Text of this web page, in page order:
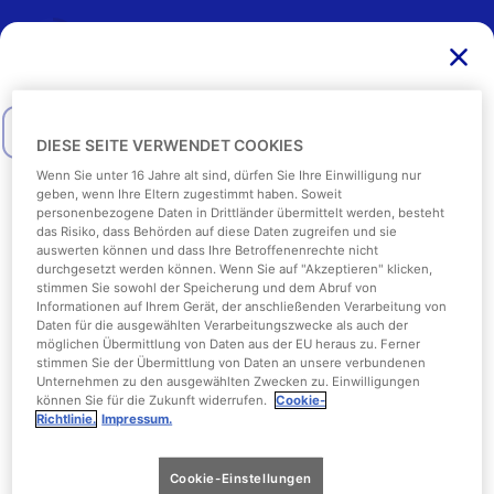
Vorrat reicht!
Alle anzeigen Parken
August2026
Mo Die Mi Do Fre Sa So
1 2
3 4 5 6 7 8 9
10 11 12 13 14 15 16
17 18
26 27
Datenschutzerklärung
Geschäftsbedingungen
DIESE SEITE VERWENDET COOKIES
Wenn Sie unter 16 Jahre alt sind, dürfen Sie Ihre Einwilligung nur
geben, wenn Ihre Eltern zugestimmt haben. Soweit
personenbezogene Daten in Drittländer übermittelt werden, besteht
das Risiko, dass Behörden auf diese Daten zugreifen und sie
auswerten können und dass Ihre Betroffenenrechte nicht
durchgesetzt werden können. Wenn Sie auf "Akzeptieren" klicken,
stimmen Sie sowohl der Speicherung und dem Abruf von
Informationen auf Ihrem Gerät, der anschließenden Verarbeitung von
Daten für die ausgewählten Verarbeitungszwecke als auch der
möglichen Übermittlung von Daten aus der EU heraus zu. Ferner
stimmen Sie der Übermittlung von Daten an unsere verbundenen
Unternehmen zu den ausgewählten Zwecken zu. Einwilligungen
können Sie für die Zukunft widerrufen.
Cookie-
Richtlinie. Impressum.
Cookie-Einstellungen